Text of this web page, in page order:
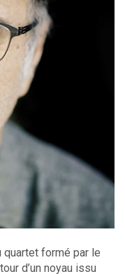
quartet formé par le
d’un noyau issu